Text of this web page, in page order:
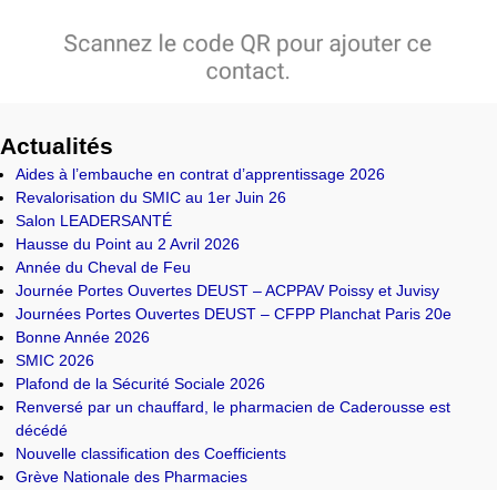
Actualités
Aides à l’embauche en contrat d’apprentissage 2026
Revalorisation du SMIC au 1er Juin 26
Salon LEADERSANTÉ
Hausse du Point au 2 Avril 2026
Année du Cheval de Feu
Journée Portes Ouvertes DEUST – ACPPAV Poissy et Juvisy
Journées Portes Ouvertes DEUST – CFPP Planchat Paris 20e
Bonne Année 2026
SMIC 2026
Plafond de la Sécurité Sociale 2026
Renversé par un chauffard, le pharmacien de Caderousse est
décédé
Nouvelle classification des Coefficients
Grève Nationale des Pharmacies